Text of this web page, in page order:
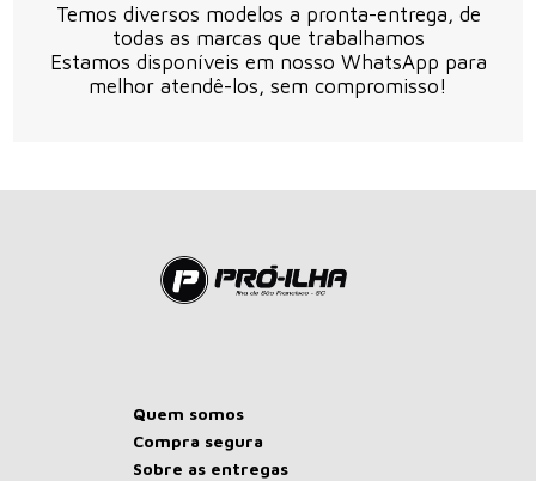
Temos diversos modelos a pronta-entrega, de
todas as marcas que trabalhamos
Estamos disponíveis em nosso WhatsApp para
melhor atendê-los, sem compromisso!
Quem somos
Compra segura
Sobre as entregas